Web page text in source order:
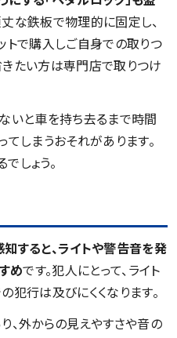
な鉄板で物理的に固定し、
トで購入しご自身での取りつ
たい方は専門店で取りつけ
いと車を持ち去るまで時間
しまうおそれがあります。
しょう。
すると、ライトや警告音を発
めです。犯人にとって、ライト
犯行は及びにくくなります。
、外からの見えやすさや音の